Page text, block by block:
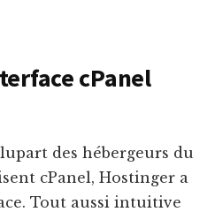
cPanel
des hébergeurs du
cPanel, Hostinger a
Tout aussi intuitive